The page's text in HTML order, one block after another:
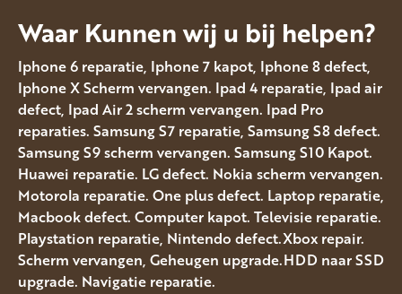
Waar Kunnen wij u bij helpen?
Iphone 6 reparatie, Iphone 7 kapot, Iphone 8 defect,
Iphone X Scherm vervangen. Ipad 4 reparatie, Ipad air
defect, Ipad Air 2 scherm vervangen. Ipad Pro
reparaties. Samsung S7 reparatie, Samsung S8 defect.
Samsung S9 scherm vervangen. Samsung S10 Kapot.
Huawei reparatie. LG defect. Nokia scherm vervangen.
Motorola reparatie. One plus defect. Laptop reparatie,
Macbook defect. Computer kapot. Televisie reparatie.
Playstation reparatie, Nintendo defect.Xbox repair.
Scherm vervangen, Geheugen upgrade.HDD naar SSD
upgrade. Navigatie reparatie.